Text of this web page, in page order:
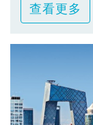
查看更多